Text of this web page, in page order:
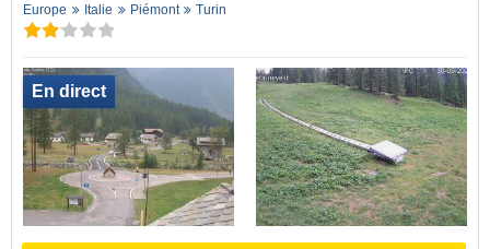
Europe Italie Piémont Turin
En direct